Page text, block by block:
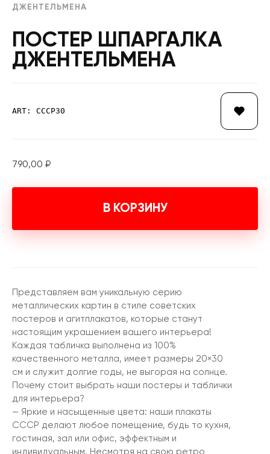
ДЖЕНТЕЛЬМЕНА
ПОСТЕР ШПАРГАЛКА
ДЖЕНТЕЛЬМЕНА
ART: СССР30
790,00 ₽
В КОРЗИНУ
Представляем вам уникальную серию
металлических картин в стиле советских
постеров и агитплакатов, которые станут
настоящим украшением вашего интерьера!
Каждая табличка выполнена из 100%
качественного металла, имеет размеры 20×30
см и служит долгие годы, не выгорая на солнце.
Почему стоит выбрать наши постеры и таблички
для интерьера?
— Яркие и насыщенные цвета: наши плакаты
СССР делают любое помещение, будь то кухня,
гостиная, зал или офис, эффектным и
индивидуальным. Несмотря на свою ретро